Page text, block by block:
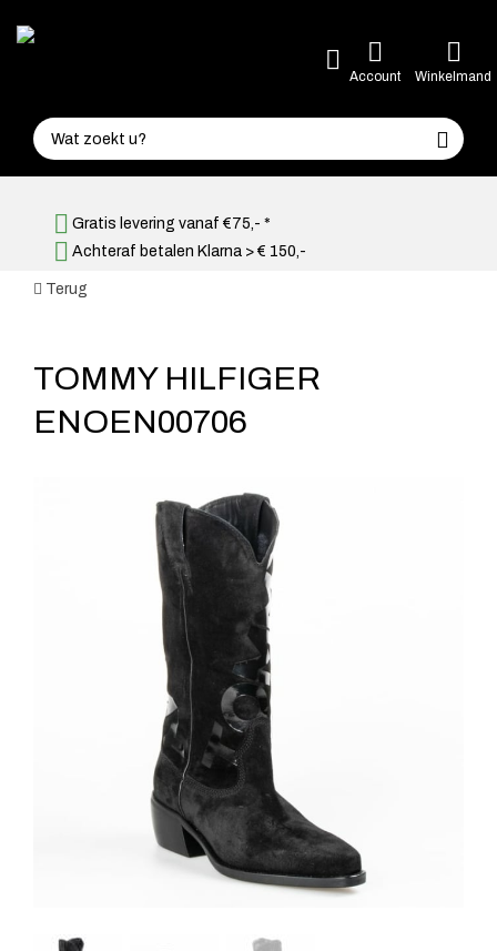
Account Winkelmand
Gratis levering vanaf €75,- *
Achteraf betalen Klarna > € 150,-
Terug
TOMMY HILFIGER
ENOEN00706